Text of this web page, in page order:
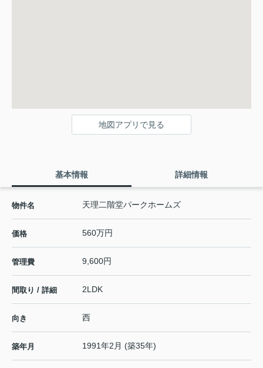
地図アプリで見る
基本情報 詳細情報
物件名 天理二階堂パークホームズ
価格 560万円
管理費 9,600円
間取り / 詳細 2LDK
向き 西
築年月 1991年2月 (築35年)